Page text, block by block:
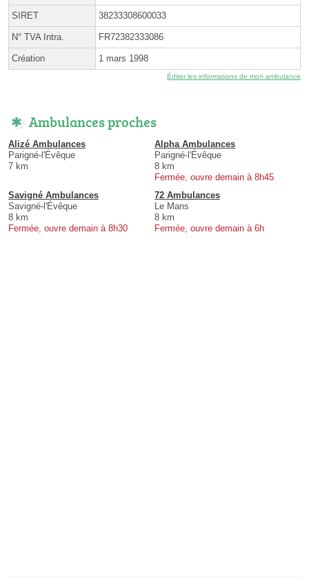
SIRET 38233308600033
N° TVA Intra. FR72382333086
Création 1 mars 1998
Éditer les informations de mon ambulance
Ambulances proches
Alizé Ambulances
Parigné-l'Évêque
7 km
Alpha Ambulances
Parigné-l'Évêque
8 km
Fermée, ouvre demain à 8h45
Savigné Ambulances
Savigné-l'Évêque
8 km
Fermée, ouvre demain à 8h30
72 Ambulances
Le Mans
8 km
Fermée, ouvre demain à 6h